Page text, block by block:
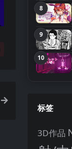
第8名
8
第9名
9
第10名
10
标签
3D作品